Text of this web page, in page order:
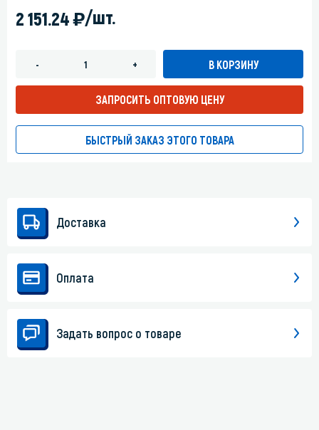
2 151.24)/шт.
- + В КОРЗИНУ
ЗАПРОСИТЬ ОПТОВУЮ ЦЕНУ
БЫСТРЫЙ ЗАКАЗ ЭТОГО ТОВАРА
Доставка
Оплата
Задать вопрос о товаре